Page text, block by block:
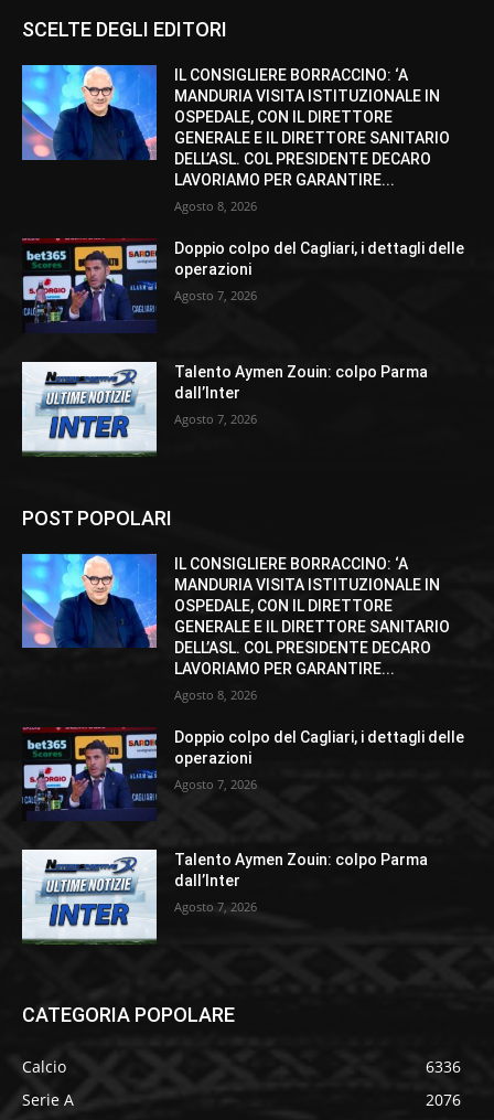
SCELTE DEGLI EDITORI
IL CONSIGLIERE BORRACCINO: ‘A
MANDURIA VISITA ISTITUZIONALE IN
OSPEDALE, CON IL DIRETTORE
GENERALE E IL DIRETTORE SANITARIO
DELL’ASL. COL PRESIDENTE DECARO
LAVORIAMO PER GARANTIRE...
Agosto 8, 2026
Doppio colpo del Cagliari, i dettagli delle
operazioni
Agosto 7, 2026
Talento Aymen Zouin: colpo Parma
dall’Inter
Agosto 7, 2026
POST POPOLARI
IL CONSIGLIERE BORRACCINO: ‘A
MANDURIA VISITA ISTITUZIONALE IN
OSPEDALE, CON IL DIRETTORE
GENERALE E IL DIRETTORE SANITARIO
DELL’ASL. COL PRESIDENTE DECARO
LAVORIAMO PER GARANTIRE...
Agosto 8, 2026
Doppio colpo del Cagliari, i dettagli delle
operazioni
Agosto 7, 2026
Talento Aymen Zouin: colpo Parma
dall’Inter
Agosto 7, 2026
CATEGORIA POPOLARE
Calcio
6336
Serie A
2076